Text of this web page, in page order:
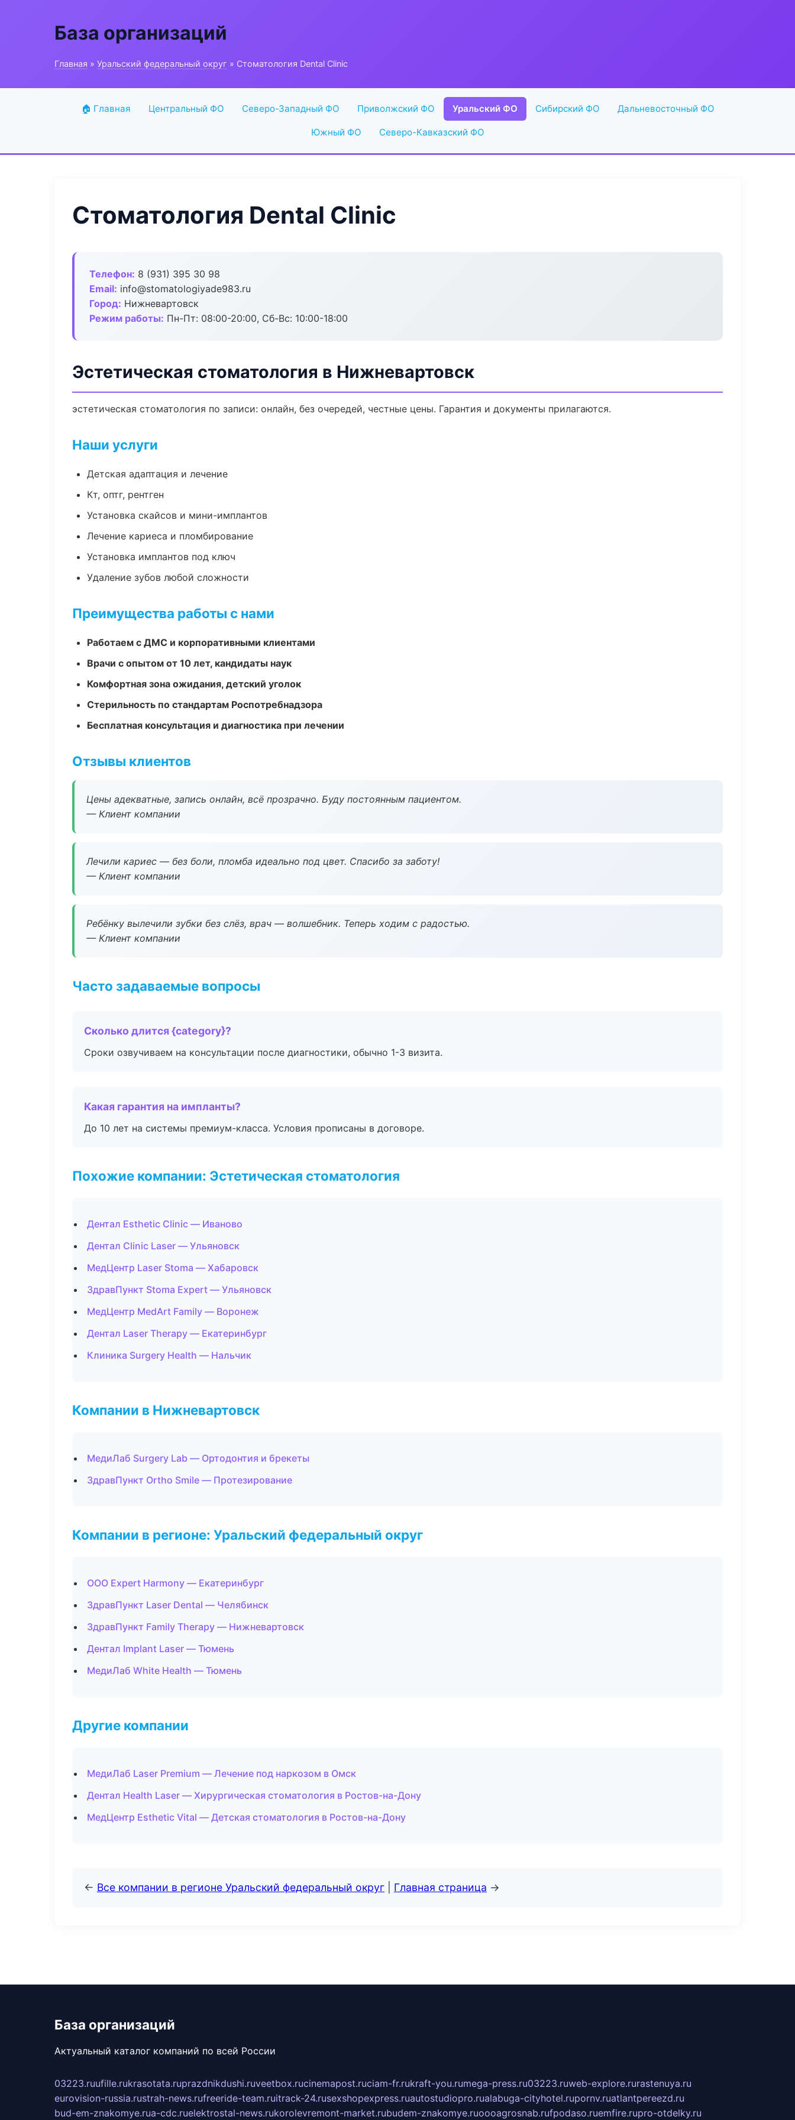
База организаций
Главная » Уральский федеральный округ » Стоматология Dental Clinic
🏠 Главная Центральный ФО Северо-Западный ФО Приволжский ФО Уральский ФО Сибирский ФО Дальневосточный ФО
Южный ФО Северо-Кавказский ФО
Стоматология Dental Clinic
Телефон: 8 (931) 395 30 98
Email: info@stomatologiyade983.ru
Город: Нижневартовск
Режим работы: Пн-Пт: 08:00-20:00, Сб-Вс: 10:00-18:00
Эстетическая стоматология в Нижневартовск
эстетическая стоматология по записи: онлайн, без очередей, честные цены. Гарантия и документы прилагаются.
Наши услуги
Детская адаптация и лечение
Кт, оптг, рентген
Установка скайсов и мини-имплантов
Лечение кариеса и пломбирование
Установка имплантов под ключ
Удаление зубов любой сложности
Преимущества работы с нами
Работаем с ДМС и корпоративными клиентами
Врачи с опытом от 10 лет, кандидаты наук
Комфортная зона ожидания, детский уголок
Стерильность по стандартам Роспотребнадзора
Бесплатная консультация и диагностика при лечении
Отзывы клиентов
Цены адекватные, запись онлайн, всё прозрачно. Буду постоянным пациентом.
— Клиент компании
Лечили кариес — без боли, пломба идеально под цвет. Спасибо за заботу!
— Клиент компании
Ребёнку вылечили зубки без слёз, врач — волшебник. Теперь ходим с радостью.
— Клиент компании
Часто задаваемые вопросы
Сколько длится {category}?
Сроки озвучиваем на консультации после диагностики, обычно 1-3 визита.
Какая гарантия на импланты?
До 10 лет на системы премиум-класса. Условия прописаны в договоре.
Похожие компании: Эстетическая стоматология
Дентал Esthetic Clinic — Иваново
Дентал Clinic Laser — Ульяновск
МедЦентр Laser Stoma — Хабаровск
ЗдравПункт Stoma Expert — Ульяновск
МедЦентр MedArt Family — Воронеж
Дентал Laser Therapy — Екатеринбург
Клиника Surgery Health — Нальчик
Компании в Нижневартовск
МедиЛаб Surgery Lab — Ортодонтия и брекеты
ЗдравПункт Ortho Smile — Протезирование
Компании в регионе: Уральский федеральный округ
ООО Expert Harmony — Екатеринбург
ЗдравПункт Laser Dental — Челябинск
ЗдравПункт Family Therapy — Нижневартовск
Дентал Implant Laser — Тюмень
МедиЛаб White Health — Тюмень
Другие компании
МедиЛаб Laser Premium — Лечение под наркозом в Омск
Дентал Health Laser — Хирургическая стоматология в Ростов-на-Дону
МедЦентр Esthetic Vital — Детская стоматология в Ростов-на-Дону
← Все компании в регионе Уральский федеральный округ Главная страница →
База организаций
Актуальный каталог компаний по всей России
03223.ruufille.rukrasotata.ruprazdnikdushi.ruveetbox.rucinemapost.ruciam-fr.rukraft-you.rumega-press.ru03223.ruweb-explore.rurastenuya.ru
eurovision-russia.rustrah-news.rufreeride-team.ruitrack-24.rusexshopexpress.ruautostudiopro.rualabuga-cityhotel.rupornv.ruatlantpereezd.ru
bud-em-znakomye.rua-cdc.ruelektrostal-news.rukorolevremont-market.rubudem-znakomye.ruoooagrosnab.rufpodaso.ruemfire.rupro-otdelky.ru